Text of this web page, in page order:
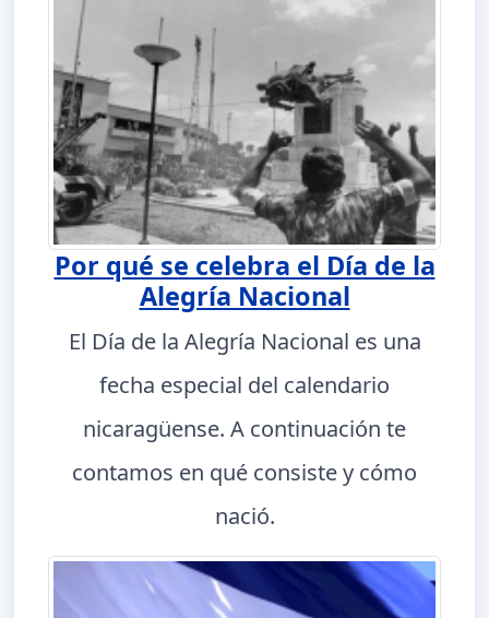
Por qué se celebra el Día de la
Alegría Nacional
El Día de la Alegría Nacional es una
fecha especial del calendario
nicaragüense. A continuación te
contamos en qué consiste y cómo
nació.